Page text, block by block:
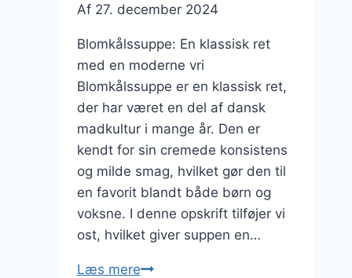
Af 27. december 2024
Blomkålssuppe: En klassisk ret
med en moderne vri
Blomkålssuppe er en klassisk ret,
der har været en del af dansk
madkultur i mange år. Den er
kendt for sin cremede konsistens
og milde smag, hvilket gør den til
en favorit blandt både børn og
voksne. I denne opskrift tilføjer vi
ost, hvilket giver suppen en…
Læs mereBlomkålssuppe